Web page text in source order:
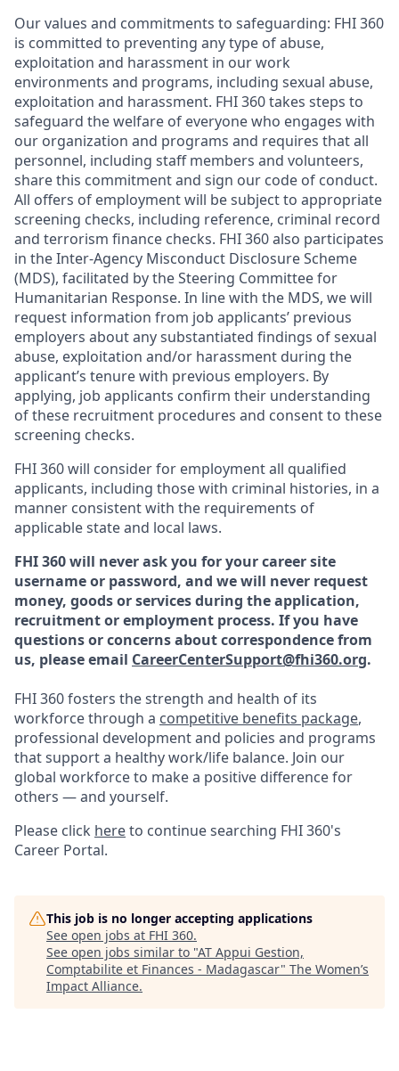
Our values and commitments to safeguarding: FHI 360
is committed to preventing any type of abuse,
exploitation and harassment in our work
environments and programs, including sexual abuse,
exploitation and harassment. FHI 360 takes steps to
safeguard the welfare of everyone who engages with
our organization and programs and requires that all
personnel, including staff members and volunteers,
share this commitment and sign our code of conduct.
All offers of employment will be subject to appropriate
screening checks, including reference, criminal record
and terrorism finance checks. FHI 360 also participates
in the Inter-Agency Misconduct Disclosure Scheme
(MDS), facilitated by the Steering Committee for
Humanitarian Response. In line with the MDS, we will
request information from job applicants’ previous
employers about any substantiated findings of sexual
abuse, exploitation and/or harassment during the
applicant’s tenure with previous employers. By
applying, job applicants confirm their understanding
of these recruitment procedures and consent to these
screening checks.
FHI 360 will consider for employment all qualified
applicants, including those with criminal histories, in a
manner consistent with the requirements of
applicable state and local laws.
FHI 360 will never ask you for your career site
username or password, and we will never request
money, goods or services during the application,
recruitment or employment process. If you have
questions or concerns about correspondence from
us, please email CareerCenterSupport@fhi360.org.
FHI 360 fosters the strength and health of its
workforce through a competitive benefits package,
professional development and policies and programs
that support a healthy work/life balance. Join our
global workforce to make a positive difference for
others — and yourself.
Please click hereto continue searching FHI 360's
Career Portal.
This job is no longer accepting applications
See open jobs at FHI 360.
See open jobs similar to "AT Appui Gestion,
Comptabilite et Finances - Madagascar" The Women’s
Impact Alliance.